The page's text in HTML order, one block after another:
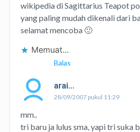
wikipedia diSagittarius Teapot
yang paling mudah dikenali dari
selamat mencoba 🙂
Memuat...
Balas
arai...
28/09/2007 pukul 11:29
mm..
tri baru ja lulus sma, yapi tri suka